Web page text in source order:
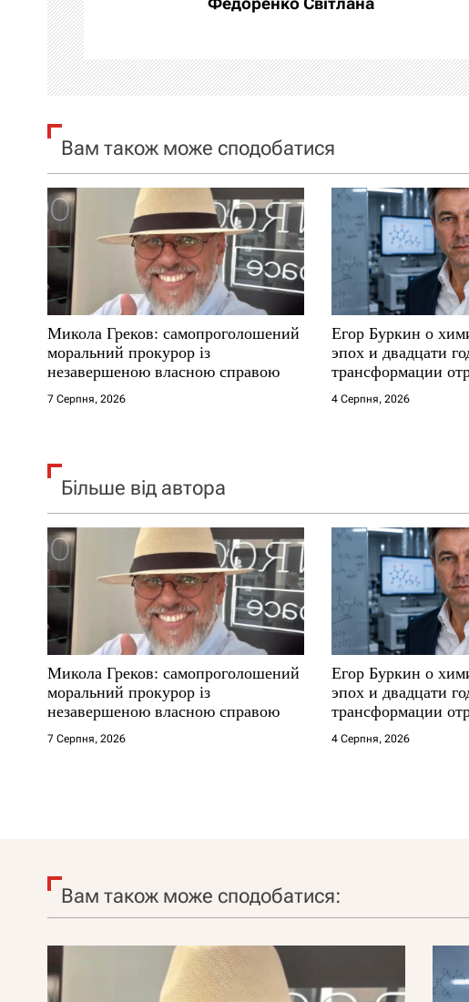
ц
і
я
а
п
и
с
і
в
Вам також може сподобатися
Микола Греков: самопроголошений
моральний прокурор із
незавершеною власною справою
7 Серпня, 2026
Егор Буркин о
эпох и двадцати
трансформации
4 Серпня, 2026
Більше від автора
Микола Греков: самопроголошений
моральний прокурор із
незавершеною власною справою
7 Серпня, 2026
Егор Буркин о
эпох и двадцати
трансформации
4 Серпня, 2026
Вам також може сподобатися: